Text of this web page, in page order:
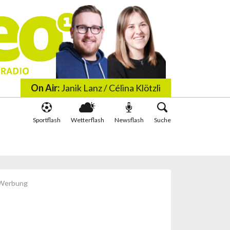
On Air:Janik Lanz / Célina Klötzli
Sportflash Wetterflash Newsflash Suche